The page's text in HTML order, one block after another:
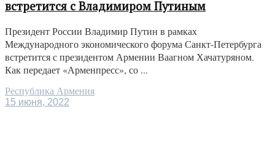
встретится с Владимиром Путиным
Президент России Владимир Путин в рамках
Международного экономического форума Санкт-Петербурга
встретится с президентом Армении Ваагном Хачатуряном.
Как передает «Арменпресс», со ...
Республика Армения
15 июня, 2022